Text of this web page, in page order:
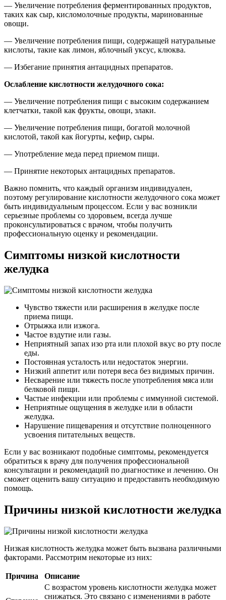
— Увеличение потребления ферментированных продуктов,
таких как сыр, кисломолочные продукты, маринованные
овощи.
— Увеличение потребления пищи, содержащей натуральные
кислоты, такие как лимон, яблочный уксус, клюква.
— Избегание принятия антацидных препаратов.
Ослабление кислотности желудочного сока:
— Увеличение потребления пищи с высоким содержанием
клетчатки, такой как фрукты, овощи, злаки.
— Увеличение потребления пищи, богатой молочной
кислотой, такой как йогурты, кефир, сыры.
— Употребление меда перед приемом пищи.
— Принятие некоторых антацидных препаратов.
Важно помнить, что каждый организм индивидуален,
поэтому регулирование кислотности желудочного сока может
быть индивидуальным процессом. Если у вас возникли
серьезные проблемы со здоровьем, всегда лучше
проконсультироваться с врачом, чтобы получить
профессиональную оценку и рекомендации.
Симптомы низкой кислотности
желудка
Чувство тяжести или расширения в желудке после
приема пищи.
Отрыжка или изжога.
Частое вздутие или газы.
Неприятный запах изо рта или плохой вкус во рту после
еды.
Постоянная усталость или недостаток энергии.
Низкий аппетит или потеря веса без видимых причин.
Несварение или тяжесть после употребления мяса или
белковой пищи.
Частые инфекции или проблемы с иммунной системой.
Неприятные ощущения в желудке или в области
желудка.
Нарушение пищеварения и отсутствие полноценного
усвоения питательных веществ.
Если у вас возникают подобные симптомы, рекомендуется
обратиться к врачу для получения профессиональной
консультации и рекомендаций по диагностике и лечению. Он
сможет оценить вашу ситуацию и предоставить необходимую
помощь.
Причины низкой кислотности желудка
Низкая кислотность желудка может быть вызвана различными
факторами. Рассмотрим некоторые из них:
Причина Описание
С возрастом уровень кислотности желудка может
снижаться. Это связано с изменениями в работе